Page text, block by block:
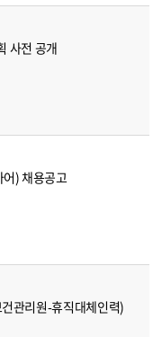
사전 공개
) 채용공고
관리원-휴직대체인력)